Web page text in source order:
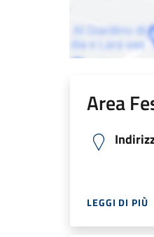
Area
LEGGI DI PIÙ